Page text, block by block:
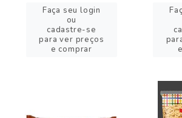
Faça seu login
ou
cadastre-se
para ver preços
e comprar